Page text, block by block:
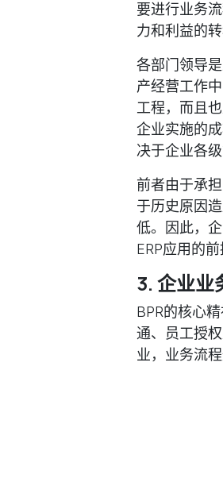
要进行业务
力和利益的转
各部门领导
产经营工作
工程，而且
企业实施的
决于企业各
前者由于承
于历史原因
低。因此，
ERP应用的前
3. 企业业
BPR的核心
通、员工授
业，业务流